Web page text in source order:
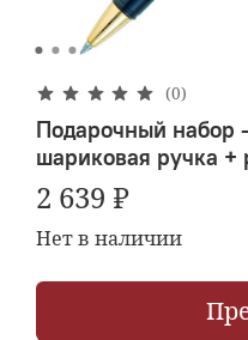
(0)
Подарочный набор
шариковая ручка +
2 639 ₽
Нет в наличии